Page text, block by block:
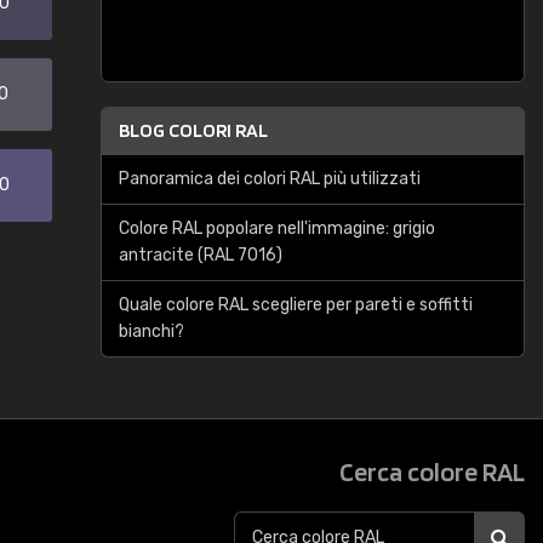
BLOG COLORI RAL
Panoramica dei colori RAL più utilizzati
Colore RAL popolare nell'immagine: grigio
antracite (RAL 7016)
Quale colore RAL scegliere per pareti e soffitti
bianchi?
Cerca colore RAL